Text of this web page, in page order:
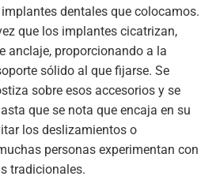
dentales que colocamos.
que los implantes cicatrizan,
anclaje, proporcionando a la
sólido al que fijarse. Se
sobre esos accesorios y se
que se nota que encaja en su
los deslizamientos o
personas experimentan con
tradicionales.